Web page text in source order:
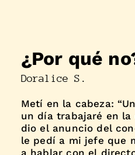
¿Por qué
Doralice S.
Metí en la cabeza:
un día trabajaré en la
dio el anuncio del
le pedí a mi jefe que